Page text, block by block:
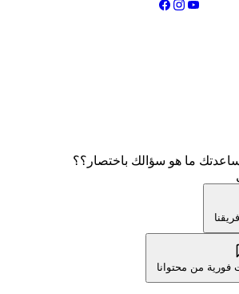
الشرعية
سعر السهم
ما هو سؤالك باختصار؟؟
فورية من محتوانا